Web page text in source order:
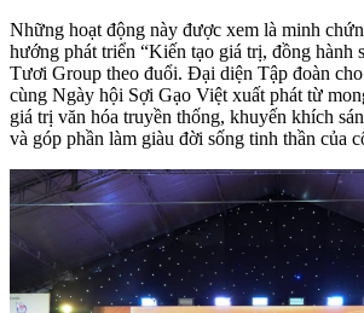
Những hoạt động này được xem là minh
hướng phát triển “Kiến tạo giá trị, đồng hành
Tươi Group theo đuổi. Đại diện Tập đoàn
cùng Ngày hội Sợi Gạo Việt xuất phát từ
giá trị văn hóa truyền thống, khuyến khích
và góp phần làm giàu đời sống tinh thần của